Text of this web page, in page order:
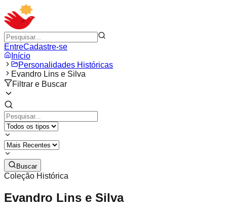
EntreCadastre-se
Início
Personalidades Históricas
Evandro Lins e Silva
Filtrar e Buscar
Buscar
Coleção Histórica
Evandro Lins e Silva